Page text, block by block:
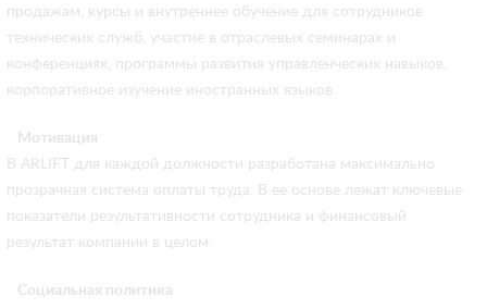
продажам, курсы и внутреннее обучение для сотрудников
технических служб, участие в отраслевых семинарах и
конференциях, программы развития управленческих навыков,
корпоративное изучение иностранных языков.
Мотивация
В ARLIFT для каждой должности разработана максимально
прозрачная система оплаты труда. В ее основе лежат ключевые
показатели результативности сотрудника и финансовый
результат компании в целом.
Социальная политика